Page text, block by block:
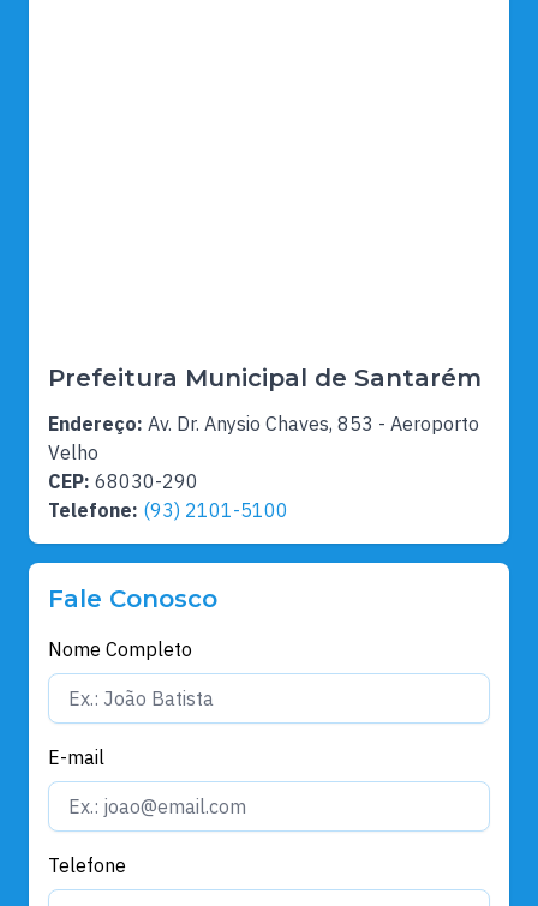
Prefeitura Municipal de Santarém
Endereço: Av. Dr. Anysio Chaves, 853 - Aeroporto
Velho
CEP: 68030-290
Telefone: (93) 2101-5100
Fale Conosco
Nome Completo
E-mail
Telefone